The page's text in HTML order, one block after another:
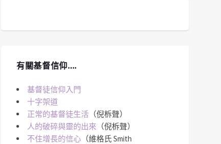
有關基督信仰….
基督徒信仰入門
十字架道
正常的基督徒生活 （倪柝聲）
人的破碎與靈的出來 （倪柝聲）
不住增長的信心 （維格氏 Smith